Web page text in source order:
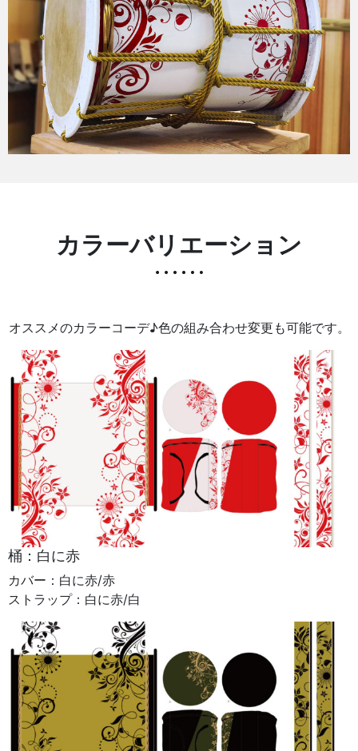
カラーバリエーション
オススメのカラーコーデ♪色の組み合わせ変更も可能です。
桶：白に赤
カバー：白に赤/赤
ストラップ：白に赤/白